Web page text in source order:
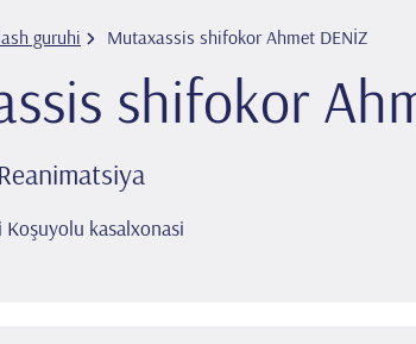
guruhi Mutaxassis shifokor Ahmet DENİZ
shifokor
kasalxonasi